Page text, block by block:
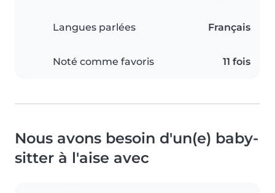
Langues parlées Français
Noté comme favoris 11 fois
Nous avons besoin d'un(e) baby-
sitter à l'aise avec